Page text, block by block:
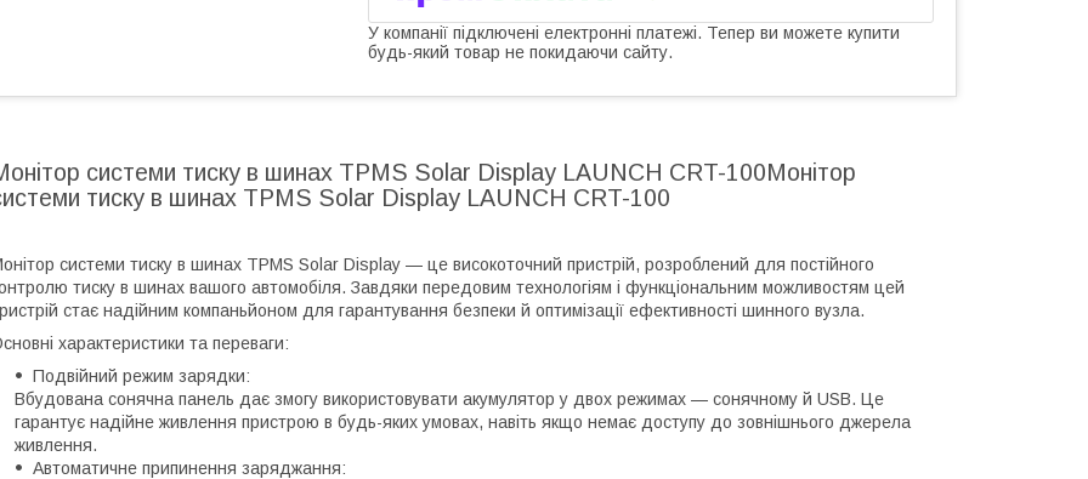
У компанії підключені електронні платежі. Тепер ви можете купити
будь-який товар не покидаючи сайту.
системи тиску в шинах TPMS Solar Display LAUNCH CRT-100Монітор
тиску в шинах TPMS Solar Display LAUNCH CRT-100
системи тиску в шинах TPMS Solar Display — це високоточний пристрій, розроблений для постійного
тиску в шинах вашого автомобіля. Завдяки передовим технологіям і функціональним можливостям цей
стає надійним компаньйоном для гарантування безпеки й оптимізації ефективності шинного вузла.
характеристики та переваги:
Подвійний режим зарядки:
Вбудована сонячна панель дає змогу використовувати акумулятор у двох режимах — сонячному й USB. Це
гарантує надійне живлення пристрою в будь-яких умовах, навіть якщо немає доступу до зовнішнього джерела
живлення.
Автоматичне припинення заряджання: